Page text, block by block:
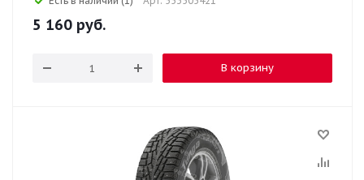
5 160 руб.
В корзину